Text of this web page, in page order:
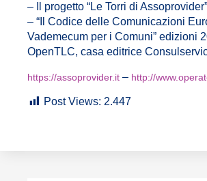
– Il progetto “Le Torri di
– “Il Codice delle Comunicazioni
Vademecum per i Comuni” edizioni
OpenTLC, casa editrice
https://assoprovider.it – http://
Post Views: 2.447